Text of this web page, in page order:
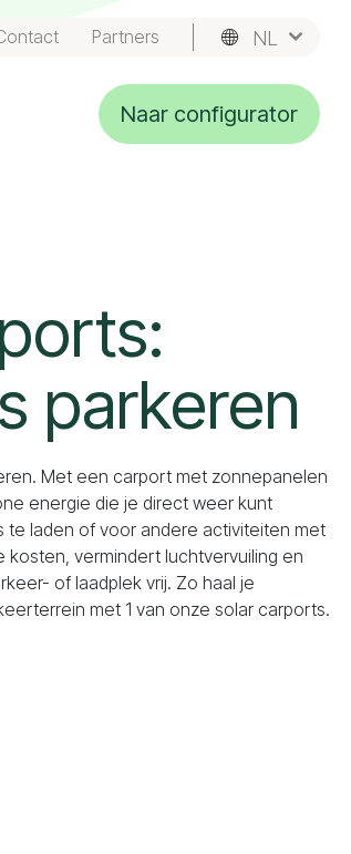
Partners
NL
Naar configurator
parkeren
Met een carport met zonnepanelen
energie die je direct weer kunt
te laden of voor andere activiteiten met
kosten, vermindert luchtvervuiling en
of laadplek vrij. Zo haal je
met 1 van onze solar carports.